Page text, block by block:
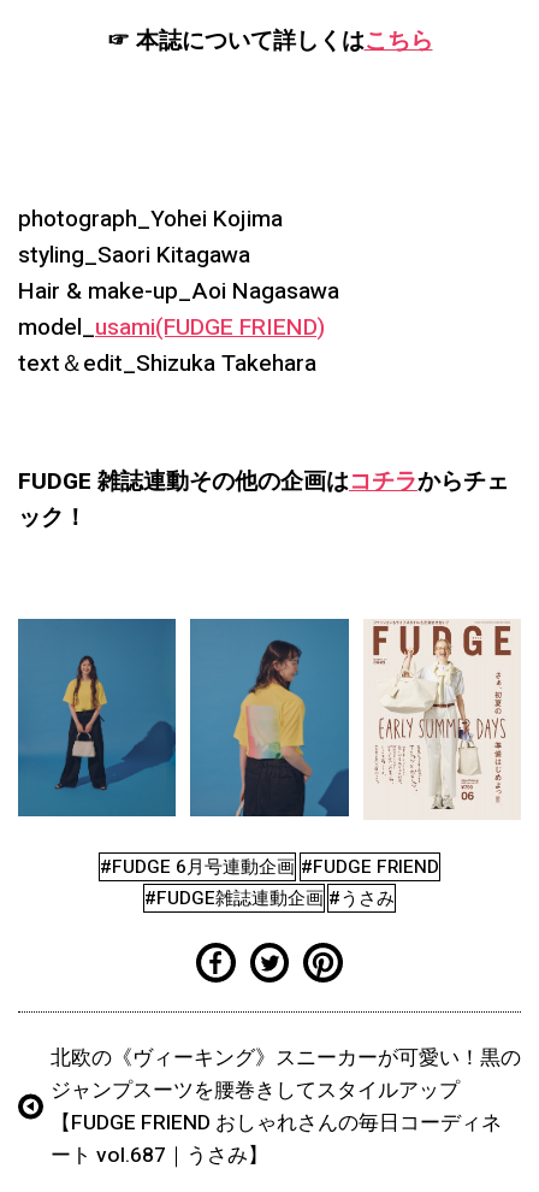
☞ 本誌について詳しくはこちら
photograph_Yohei Kojima
styling_Saori Kitagawa
Hair & make-up_Aoi Nagasawa
model_usami(FUDGE FRIEND)
text＆edit_Shizuka Takehara
FUDGE 雑誌連動その他の企画はコチラからチェ
ック！
#FUDGE 6月号連動企画 #FUDGE FRIEND
#FUDGE雑誌連動企画 #うさみ
北欧の《ヴィーキング》スニーカーが可愛い！黒の
ジャンプスーツを腰巻きしてスタイルアップ
【FUDGE FRIEND おしゃれさんの毎日コーディネ
ート vol.687｜うさみ】